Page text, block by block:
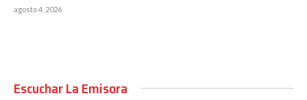
agosto 4, 2026
Escuchar La Emisora